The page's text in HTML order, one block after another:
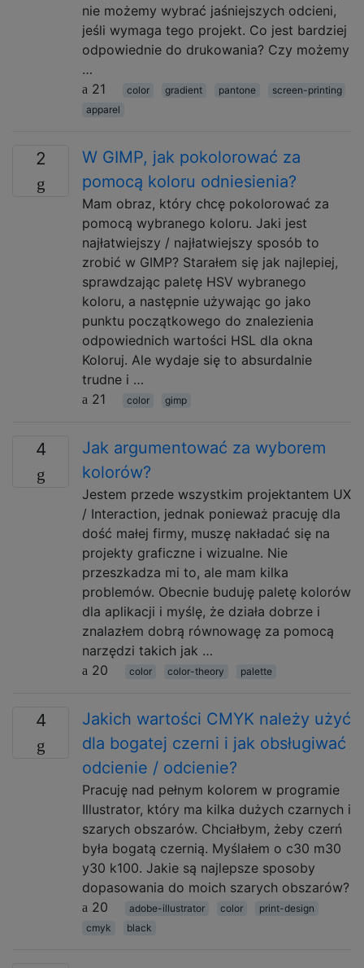
nie możemy wybrać jaśniejszych odcieni,
jeśli wymaga tego projekt. Co jest bardziej
odpowiednie do drukowania? Czy możemy
…
21
color gradient pantone
screen-printing
apparel
2
W GIMP, jak pokolorować za
pomocą koloru odniesienia?
Mam obraz, który chcę pokolorować za
pomocą wybranego koloru. Jaki jest
najłatwiejszy / najłatwiejszy sposób to
zrobić w GIMP? Starałem się jak najlepiej,
sprawdzając paletę HSV wybranego
koloru, a następnie używając go jako
punktu początkowego do znalezienia
odpowiednich wartości HSL dla okna
Koloruj. Ale wydaje się to absurdalnie
trudne i …
21
color gimp
4
Jak argumentować za wyborem
kolorów?
Jestem przede wszystkim projektantem UX
/ Interaction, jednak ponieważ pracuję dla
dość małej firmy, muszę nakładać się na
projekty graficzne i wizualne. Nie
przeszkadza mi to, ale mam kilka
problemów. Obecnie buduję paletę kolorów
dla aplikacji i myślę, że działa dobrze i
znalazłem dobrą równowagę za pomocą
narzędzi takich jak …
20
color color-theory palette
4
Jakich wartości CMYK należy użyć
dla bogatej czerni i jak obsługiwać
odcienie / odcienie?
Pracuję nad pełnym kolorem w programie
Illustrator, który ma kilka dużych czarnych i
szarych obszarów. Chciałbym, żeby czerń
była bogatą czernią. Myślałem o c30 m30
y30 k100. Jakie są najlepsze sposoby
dopasowania do moich szarych obszarów?
20
adobe-illustrator color
print-design
cmyk
black